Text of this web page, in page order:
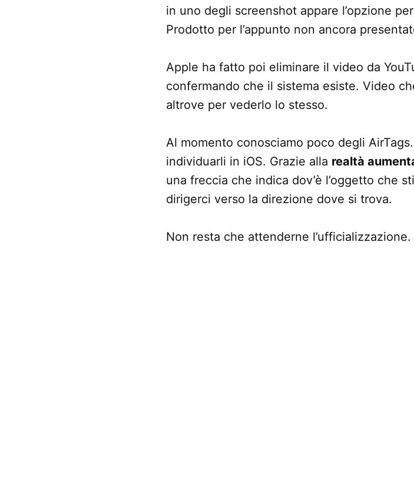
in uno degli screenshot appare l’opzione
Prodotto per l’appunto non ancora
Apple ha fatto poi eliminare il video da
confermando che il sistema esiste. Video
altrove per vederlo lo stesso.
Al momento conosciamo poco degli
individuarli in iOS. Grazie alla realtà
una freccia che indica dov’è l’oggetto che
dirigerci verso la direzione dove si trova.
Non resta che attenderne l’ufficializzazione.